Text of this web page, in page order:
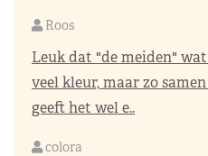
Roos
Leuk dat "de meiden"
veel kleur, maar zo
geeft het wel e..
colora